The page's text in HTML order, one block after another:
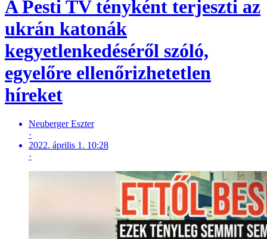
A Pesti TV tényként terjeszti az
ukrán katonák
kegyetlenkedéséről szóló,
egyelőre ellenőrizhetetlen
híreket
Neuberger Eszter
·
2022. április 1. 10:28
·